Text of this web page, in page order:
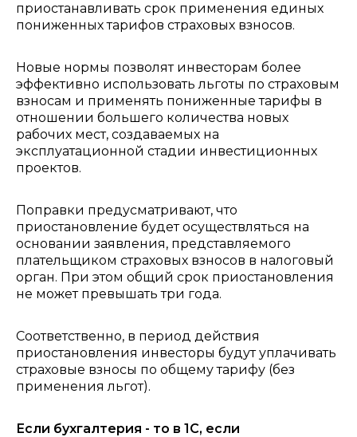
приостанавливать срок применения единых
пониженных тарифов страховых взносов.
Новые нормы позволят инвесторам более
эффективно использовать льготы по страховым
взносам и применять пониженные тарифы ‎в
отношении большего количества новых
рабочих мест, создаваемых ‎на
эксплуатационной стадии инвестиционных
проектов.
Поправки предусматривают, что
приостановление будет осуществляться на
основании заявления, представляемого
плательщиком страховых взносов в налоговый
орган. При этом общий срок приостановления
‎не может превышать три года.
Соответственно, в период действия
приостановления инвесторы будут уплачивать
страховые взносы ‎по общему тарифу (без
применения льгот).
Если бухгалтерия - то в 1С, если